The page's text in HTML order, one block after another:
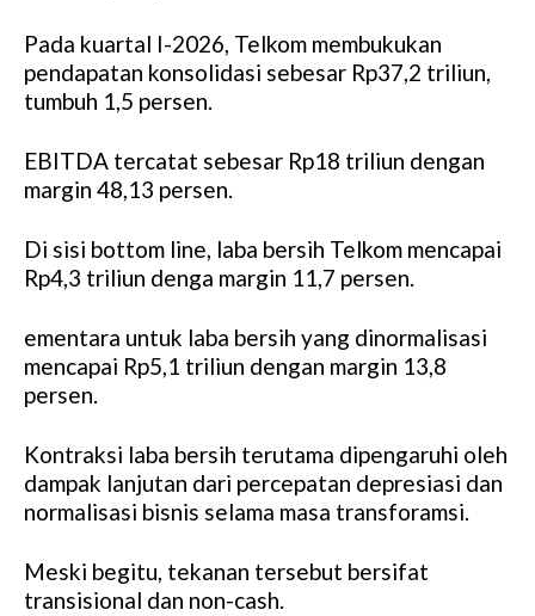
Pada kuartal I-2026, Telkom membukukan
pendapatan konsolidasi sebesar Rp37,2 triliun,
tumbuh 1,5 persen.
EBITDA tercatat sebesar Rp18 triliun dengan
margin 48,13 persen.
Di sisi bottom line, laba bersih Telkom mencapai
Rp4,3 triliun denga margin 11,7 persen.
ementara untuk laba bersih yang dinormalisasi
mencapai Rp5,1 triliun dengan margin 13,8
persen.
Kontraksi laba bersih terutama dipengaruhi oleh
dampak lanjutan dari percepatan depresiasi dan
normalisasi bisnis selama masa transforamsi.
Meski begitu, tekanan tersebut bersifat
transisional dan non-cash.